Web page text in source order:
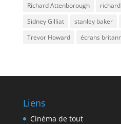
Richard Attenborough
Sidney Gilliat
stanley baker
Trevor Howard
écrans
Liens
Cinéma de tout